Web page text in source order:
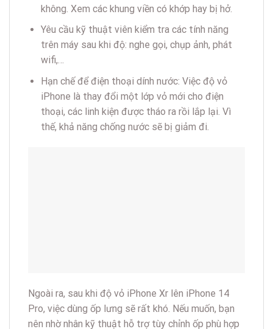
không. Xem các khung viền có khớp hay bị hở.
Yêu cầu kỹ thuật viên kiểm tra các tính năng
trên máy sau khi độ: nghe gọi, chụp ảnh, phát
wifi,…
Hạn chế để điện thoại dính nước: Việc độ vỏ
iPhone là thay đổi một lớp vỏ mới cho điện
thoại, các linh kiện được tháo ra rồi lắp lại. Vì
thế, khả năng chống nước sẽ bị giảm đi.
Ngoài ra, sau khi độ vỏ iPhone Xr lên iPhone 14
Pro, việc dùng ốp lưng sẽ rất khó. Nếu muốn, bạn
nên nhờ nhân kỹ thuật hỗ trợ tùy chỉnh ốp phù hợp